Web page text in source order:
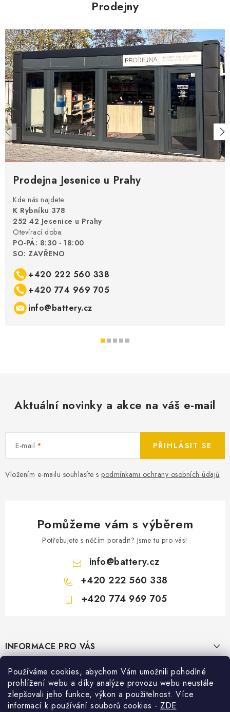
Používáme cookies, abychom Vám umožnili pohodlné
prohlížení webu a díky analýze provozu webu neustále
zlepšovali jeho funkce, výkon a použitelnost. Více
informací k používání souborů cookies - ZDE
v
k
y
v
ý
p
i
s
u
v
á
n
í
Prodejny
Prodejna Jesenice u Prahy
Kde nás najdete:
K Rybníku 378
252 42 Jesenice u Prahy
Otevírací doba:
PO-PÁ: 8:30 - 18:00
SO: ZAVŘENO
+420 222 560 338
+420 774 969 705
info@battery.cz
Aktuální novinky a akce na váš e-mail
E-mail
Vložením e-mailu souhlasíte s podmínkami ochrany osobních údajů
PŘIHLÁSIT SE
Pomůžeme vám s výběrem
Potřebujete s něčím poradit? Jsme tu pro vás!
info@battery.cz
+420 222 560 338
+420 774 969 705
pINFORMACE PRO VÁS
KONTAKTY
POŠTOVNÉ A DOPRAVA
KONFIGURÁTOR AUTOBATERIÍ
PRODEJNY BATTERY.CZ
Prodejna Brno - Pražákova ul.
Konfigurátor AUTOBATERIE